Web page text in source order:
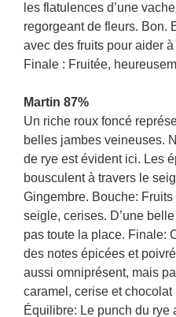
les flatulences d’une
regorgeant de fleurs. Bon.
avec des fruits pour aider
Finale : Fruitée,
Martin 87%
Un riche roux foncé
belles jambes veineuses.
de rye est évident ici. Les
bousculent à travers le
Gingembre. Bouche:
seigle, cerises. D’une
pas toute la place. Finale:
des notes épicées et
aussi omniprésent, mais
caramel, cerise et
Équilibre: Le punch du rye